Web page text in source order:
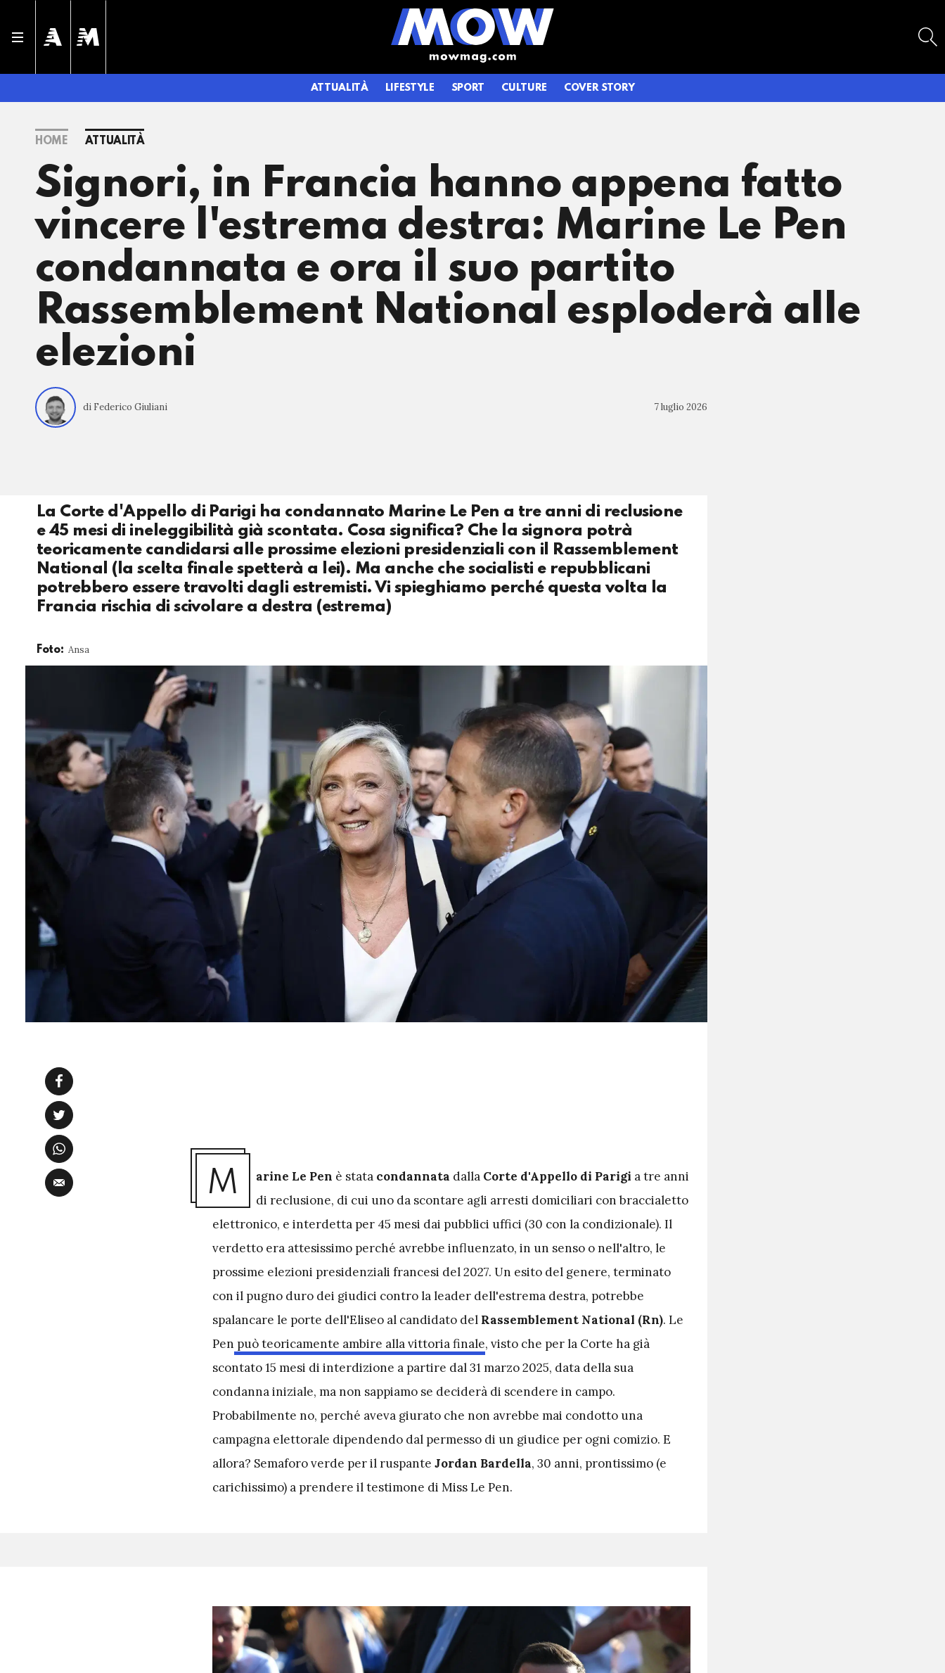
ATTUALITÀ LIFESTYLE SPORT CULTURE COVER STORY
HOME ATTUALITÀ
Signori, in Francia hanno appena fatto
vincere l'estrema destra: Marine Le Pen
condannata e ora il suo partito
Rassemblement National esploderà alle
elezioni
di Federico Giuliani 7 luglio 2026
La Corte d'Appello di Parigi ha condannato Marine Le Pen a tre anni di reclusione
e 45 mesi di ineleggibilità già scontata. Cosa significa? Che la signora potrà
teoricamente candidarsi alle prossime elezioni presidenziali con il Rassemblement
National (la scelta finale spetterà a lei). Ma anche che socialisti e repubblicani
potrebbero essere travolti dagli estremisti. Vi spieghiamo perché questa volta la
Francia rischia di scivolare a destra (estrema)
Foto: Ansa
M arine Le Pen è stata condannata dalla Corte d'Appello di Parigi a tre anni
di reclusione, di cui uno da scontare agli arresti domiciliari con braccialetto
elettronico, e interdetta per 45 mesi dai pubblici uffici (30 con la condizionale). Il
verdetto era attesissimo perché avrebbe influenzato, in un senso o nell'altro, le
prossime elezioni presidenziali francesi del 2027. Un esito del genere, terminato
con il pugno duro dei giudici contro la leader dell'estrema destra, potrebbe
spalancare le porte dell'Eliseo al candidato del Rassemblement National (Rn). Le
Pen può teoricamente ambire alla vittoria finale, visto che per la Corte ha già
scontato 15 mesi di interdizione a partire dal 31 marzo 2025, data della sua
condanna iniziale, ma non sappiamo se deciderà di scendere in campo.
Probabilmente no, perché aveva giurato che non avrebbe mai condotto una
campagna elettorale dipendendo dal permesso di un giudice per ogni comizio. E
allora? Semaforo verde per il ruspante Jordan Bardella, 30 anni, prontissimo (e
carichissimo) a prendere il testimone di Miss Le Pen.